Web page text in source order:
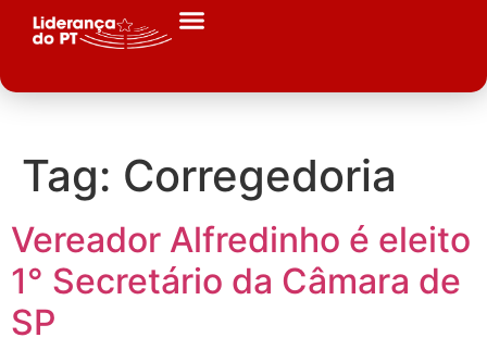
Tag: Corregedoria
Vereador Alfredinho é eleito
1° Secretário da Câmara de
SP